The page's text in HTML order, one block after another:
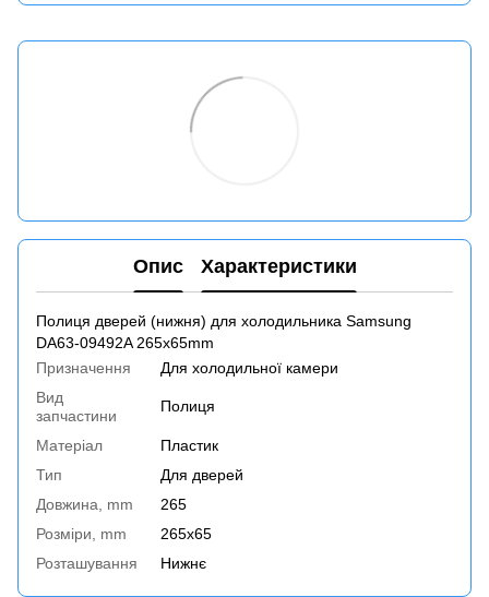
Опис Характеристики
Полиця дверей (нижня) для холодильника Samsung
DA63-09492A 265x65mm
Призначення
Для холодильної камери
Вид
запчастини
Полиця
Матеріал
Пластик
Тип
Для дверей
Довжина, mm
265
Розміри, mm
265x65
Розташування
Нижнє